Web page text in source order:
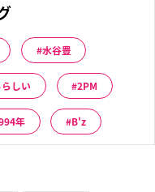
水谷豊
しい 2PM
年 B'z